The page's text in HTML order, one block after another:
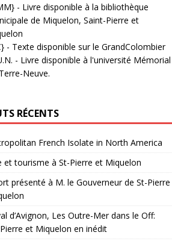
- Livre disponible à la bibliothèque
de Miquelon, Saint-Pierre et
- Texte disponible sur le GrandColombier
- Livre disponible à l'université Mémorial
Neuve.
RÉCENTS
French Isolate in North America
et tourisme à St-Pierre et Miquelon
présenté à M. le Gouverneur de St-Pierre
d’Avignon, Les Outre-Mer dans le Off:
et Miquelon en inédit